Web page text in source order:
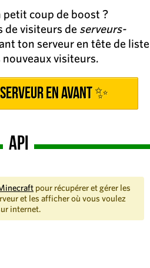
petit coup de boost ?
de visiteurs de serveurs-
ton serveur en tête de liste
nouveaux visiteurs.
en avant ✨
API
pour récupérer et gérer les
et les afficher où vous voulez
internet.